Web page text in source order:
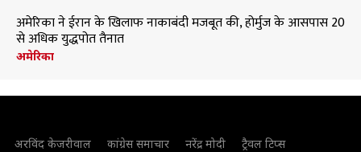
अमेरिका ने ईरान के खिलाफ नाकाबंदी मजबूत की, होर्मुज के आसपास 20
से अधिक युद्धपोत तैनात
अमेरिका
अरविंद केजरीवाल कांग्रेस समाचार नरेंद्र मोदी
ट्रैवल टिप्स